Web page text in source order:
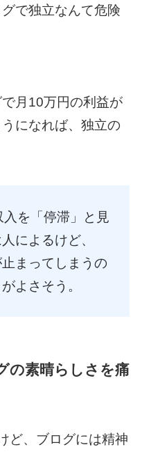
で独立なんて危険
月10万円の利益が
になれば、独立の
を「停滞」と見
によるけど、
止まってしまうの
よさそう。
の素晴らしさを痛
ど、ブログには精神